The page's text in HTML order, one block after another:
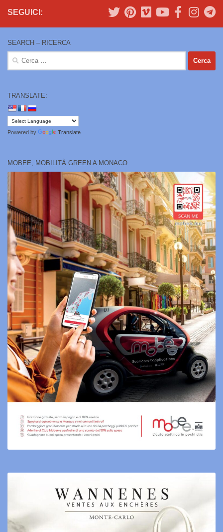
SEGUICI:
SEARCH – RICERCA
Ricerca
TRANSLATE:
Powered by Translate
MOBEE, MOBILITÀ GREEN A MONACO